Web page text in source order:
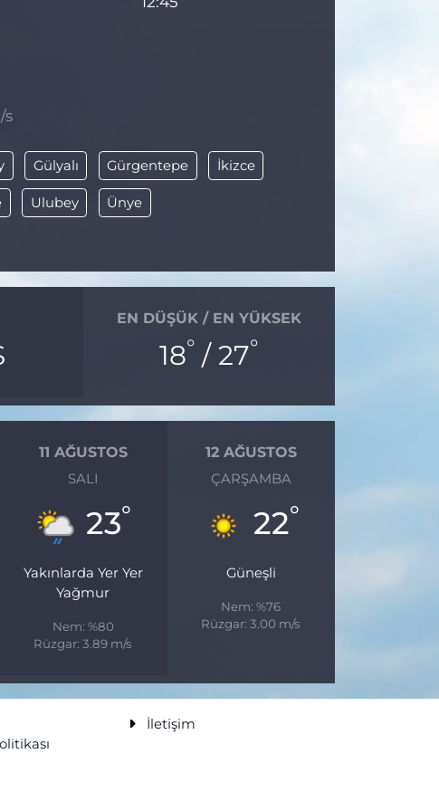
s
Gülyalı Gürgentepe İkizce
Ulubey Ünye
EN DÜŞÜK / EN YÜKSEK
18° / 27°
11 AĞUSTOS
SALI
23°
Yakınlarda Yer Yer
Yağmur
Nem: %80
Rüzgar: 3.89 m/s
12 AĞUSTOS
ÇARŞAMBA
22°
Güneşli
Nem: %76
Rüzgar: 3.00 m/s
İletişim